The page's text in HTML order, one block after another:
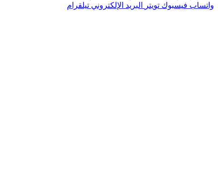
واتساب فيسبوك تويتر البريد الإلكتروني تيلقرام